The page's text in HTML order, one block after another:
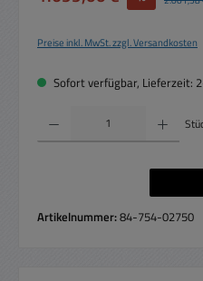
Preise inkl. MwSt. zzgl. Versandkosten
Sofort verfügbar, Lieferzeit:
Produkt Anzahl: Gib den
Artikelnummer:84-754-02750